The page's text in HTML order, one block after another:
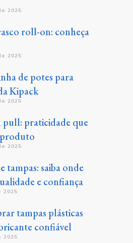
2025
roll-on: conheça
2025
de potes para
Kipack
2025
pull: praticidade que
2025
tampas: saiba onde
e confiança
2025
tampas plásticas
confiável
2025